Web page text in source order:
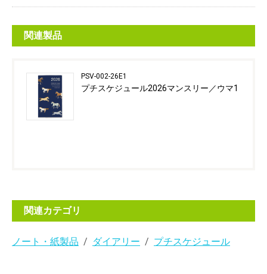
関連製品
PSV-002-26E1
プチスケジュール2026マンスリー／ウマ1
関連カテゴリ
ノート・紙製品 ダイアリー プチスケジュール